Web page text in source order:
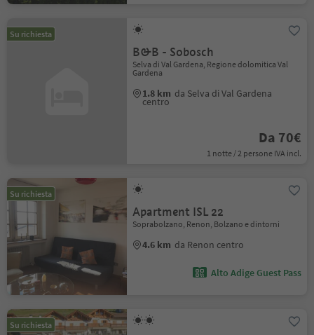
Su richiesta
B&B - Sobosch
Selva di Val Gardena, Regione dolomitica Val
Gardena
1.8 km da Selva di Val Gardena
centro
Da 70€
1 notte / 2 persone IVA incl.
Su richiesta
Apartment ISL 22
Soprabolzano, Renon, Bolzano e dintorni
4.6 km da Renon centro
Alto Adige Guest Pass
Su richiesta